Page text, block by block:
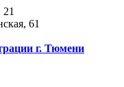
61
г. Тюмени